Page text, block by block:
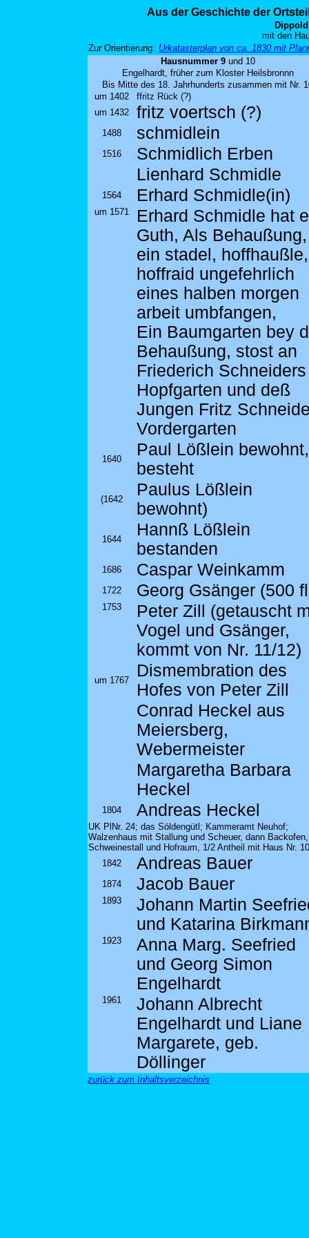
Aus der Geschichte der
mit den
Zur Orientierung: Urkatasterplan von ca. 1830 mit
Hausnummer 9 und 10
Engelhardt, früher zum Kloster Heilsbronnn
Bis Mitte des 18. Jahrhunderts zusammen mit Nr.
um 1402
ffritz Rück (?)
um 1432
fritz voertsch (?)
1488 schmidlein
1516
Schmidlich Erben
Lienhard Schmidle
1564 Erhard Schmidle(in)
um 1571
Erhard Schmidle hat
Guth, Als Behaußung,
ein stadel, hoffhaußle,
hoffraid ungefehrlich
eines halben morgen
arbeit umbfangen,
Ein Baumgarten bey
Behaußung, stost an
Friederich Schneiders
Hopfgarten und deß
Jungen Fritz
Vordergarten
1640
Paul Lößlein bewohnt,
besteht
(1642
Paulus Lößlein
bewohnt)
1644
Hannß Lößlein
bestanden
1686 Caspar Weinkamm
1722 Georg Gsänger (500
1753
Peter Zill (getauscht
Vogel und Gsänger,
kommt von Nr. 11/12)
um 1767
Dismembration des
Hofes von Peter Zill
Conrad Heckel aus
Meiersberg,
Webermeister
Margaretha Barbara
Heckel
1804 Andreas Heckel
UK PlNr. 24; das Söldengütl; Kammeramt Neuhof;
Walzenhaus mit Stallung und Scheuer, dann Backofen,
Schweinestall und Hofraum, 1/2 Antheil mit Haus Nr.
1842
Andreas Bauer
1874 Jacob Bauer
1893
Johann Martin
und Katarina
1923
Anna Marg. Seefried
und Georg Simon
Engelhardt
1961
Johann Albrecht
Engelhardt und Liane
Margarete, geb.
Döllinger
zurück zum Inhaltsverzeichnis